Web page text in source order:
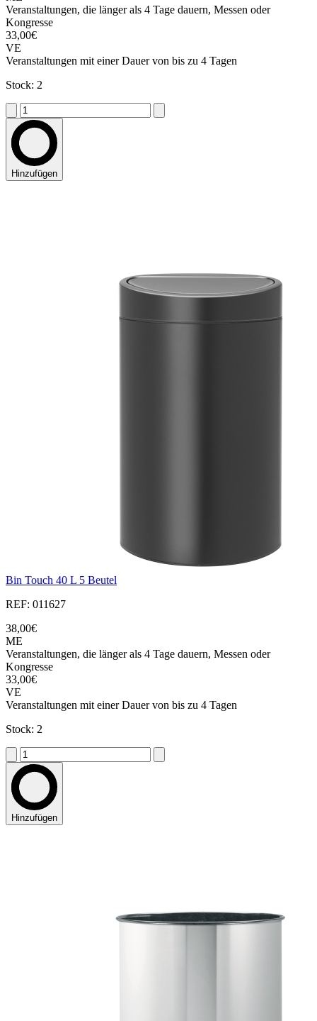
Veranstaltungen, die länger als 4 Tage dauern, Messen oder
Kongresse
33,00€
VE
Veranstaltungen mit einer Dauer von bis zu 4 Tagen
Stock: 2
Hinzufügen
Bin Touch 40 L 5 Beutel
REF: 011627
38,00€
ME
Veranstaltungen, die länger als 4 Tage dauern, Messen oder
Kongresse
33,00€
VE
Veranstaltungen mit einer Dauer von bis zu 4 Tagen
Stock: 2
Hinzufügen